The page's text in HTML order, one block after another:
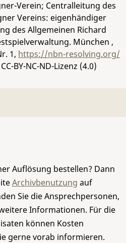
Verein; Centralleitung des
Vereins: eigenhändiger
des Allgemeinen Richard
München ,
1, https://nbn-resolving.org/
BY-NC-ND-Lizenz (4.0)
Auflösung bestellen? Dann
Archivbenutzung auf
Sie die Ansprechpersonen,
Informationen. Für die
können Kosten
gerne vorab informieren.